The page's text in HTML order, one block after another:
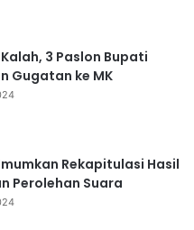
3 Paslon Bupati
Gugatan ke MK
Rekapitulasi Hasil
Perolehan Suara